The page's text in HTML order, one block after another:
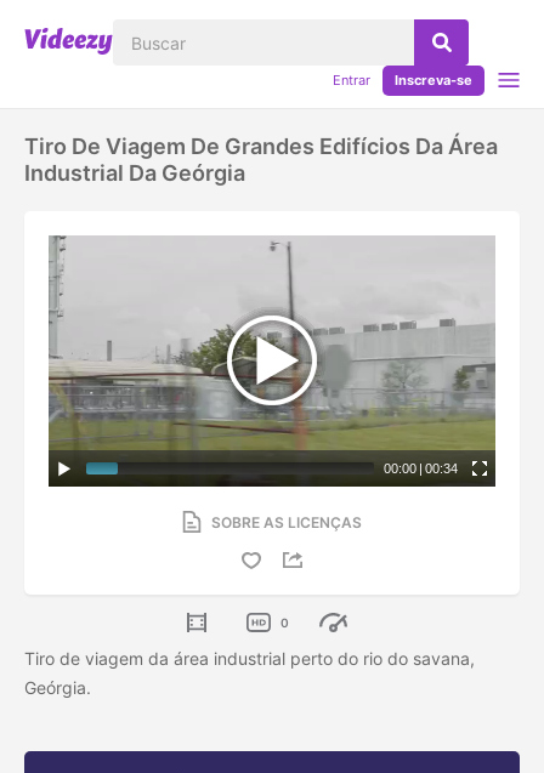
Entrar Inscreva-se
Tiro De Viagem De Grandes Edifícios Da Área
Industrial Da Geórgia
00:00 | 00:34
SOBRE AS LICENÇAS
0
Tiro de viagem da área industrial perto do rio do savana,
Geórgia.